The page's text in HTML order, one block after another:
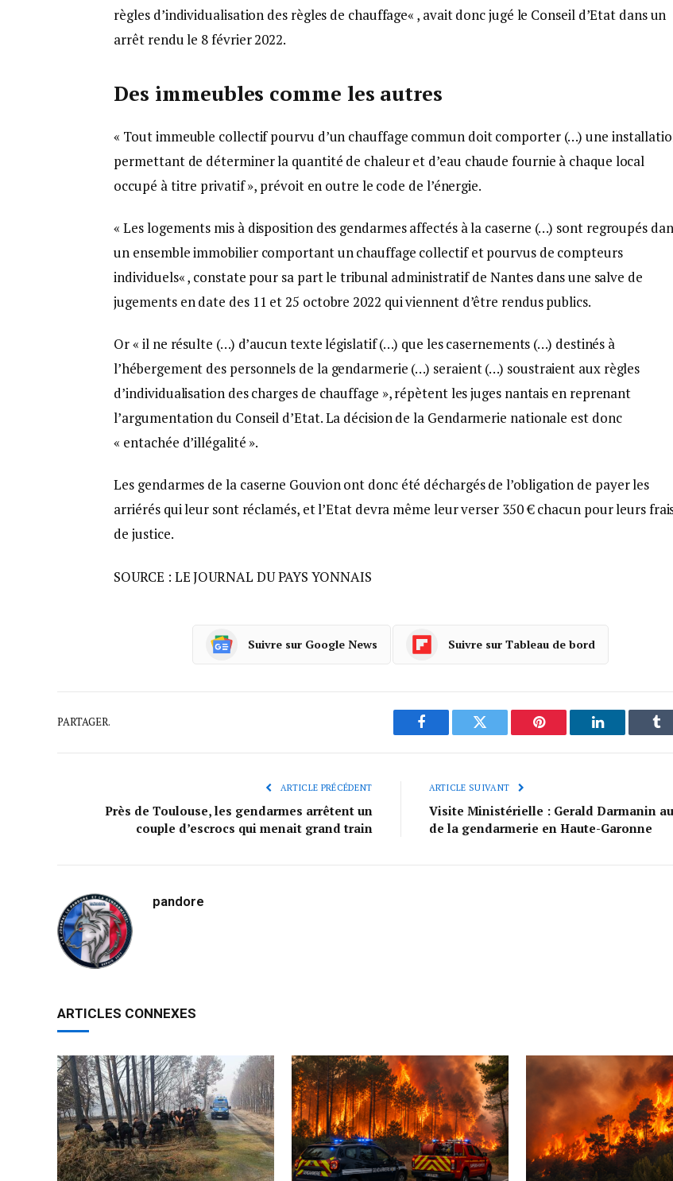
règles d’individualisation des règles de chauffage« , avait donc jugé le Conseil d’Etat dans un
arrêt rendu le 8 février 2022.
Des immeubles comme les autres
« Tout immeuble collectif pourvu d’un chauffage commun doit comporter (…) une
permettant de déterminer la quantité de chaleur et d’eau chaude fournie à chaque local
occupé à titre privatif », prévoit en outre le code de l’énergie.
« Les logements mis à disposition des gendarmes affectés à la caserne (…) sont regroupés
un ensemble immobilier comportant un chauffage collectif et pourvus de compteurs
individuels« , constate pour sa part le tribunal administratif de Nantes dans une salve de
jugements en date des 11 et 25 octobre 2022 qui viennent d’être rendus publics.
Or « il ne résulte (…) d’aucun texte législatif (…) que les casernements (…) destinés à
l’hébergement des personnels de la gendarmerie (…) seraient (…) soustraient aux règles
d’individualisation des charges de chauffage », répètent les juges nantais en reprenant
l’argumentation du Conseil d’Etat. La décision de la Gendarmerie nationale est donc
« entachée d’illégalité ».
Les gendarmes de la caserne Gouvion ont donc été déchargés de l’obligation de payer les
arriérés qui leur sont réclamés, et l’Etat devra même leur verser 350 € chacun pour leurs
de justice.
SOURCE : LE JOURNAL DU PAYS YONNAIS
Suivre sur Google News Suivre sur Tableau de bord
PARTAGER.
Facebook Twitter Pinterest LinkedIn
ARTICLE PRÉCÉDENT
Près de Toulouse, les gendarmes arrêtent un
couple d’escrocs qui menait grand train
ARTICLE SUIVANT
Visite Ministérielle : Gerald Darmanin
de la gendarmerie en Haute-Garonne
pandore
ARTICLES CONNEXES